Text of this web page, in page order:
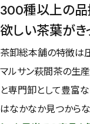
容量を選択
50g
300種以上の品
欲しい茶葉がき
茶卸総本舗の特徴は圧
マルサン萩間茶の生
と専門卸として豊富
はなかなか見つから